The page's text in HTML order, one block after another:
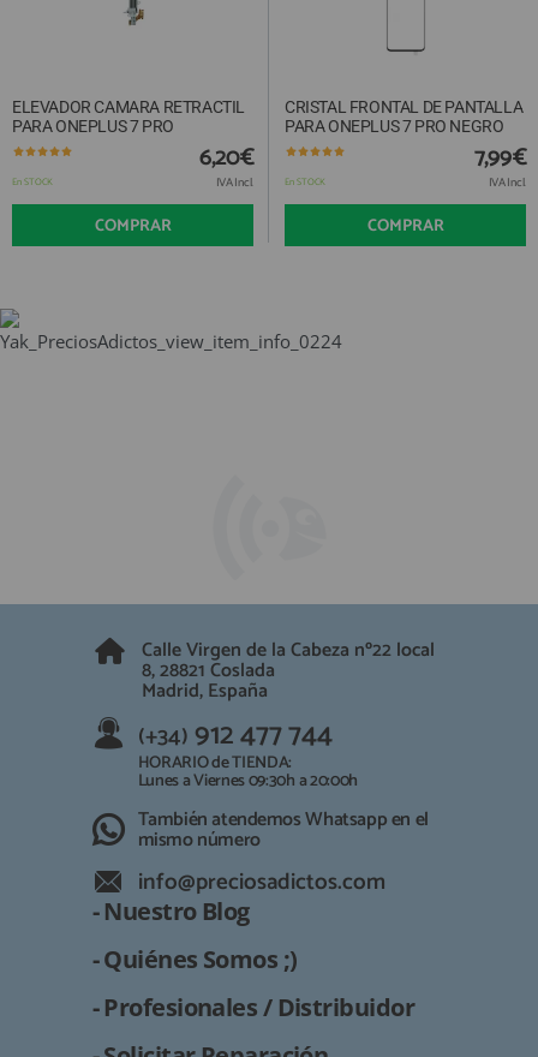
ELEVADOR CAMARA RETRACTIL
PARA ONEPLUS 7 PRO
En STOCK
6,20€
IVA Incl.
COMPRAR
CRISTAL FRONTAL DE PANTALLA
PARA ONEPLUS 7 PRO NEGRO
En STOCK
7,99€
IVA Incl.
COMPRAR
Calle Virgen de la Cabeza nº22 local
8, 28821 Coslada
Madrid, España
(+34) 912 477 744
HORARIO de TIENDA:
Lunes a Viernes 09:30h a 20:00h
También atendemos Whatsapp en el
mismo número
info@preciosadictos.com
- Nuestro Blog
- Quiénes Somos ;)
- Profesionales / Distribuidor